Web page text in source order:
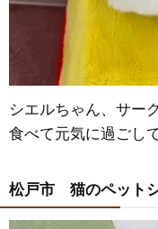
シエルちゃん、サー
食べて元気に過ごし
松戸市 猫のペット